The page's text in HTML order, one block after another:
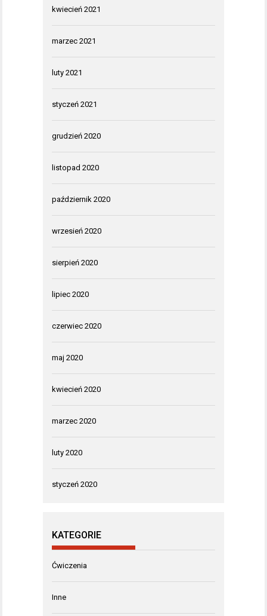
kwiecień 2021
marzec 2021
luty 2021
styczeń 2021
grudzień 2020
listopad 2020
październik 2020
wrzesień 2020
sierpień 2020
lipiec 2020
czerwiec 2020
maj 2020
kwiecień 2020
marzec 2020
luty 2020
styczeń 2020
KATEGORIE
Ćwiczenia
Inne